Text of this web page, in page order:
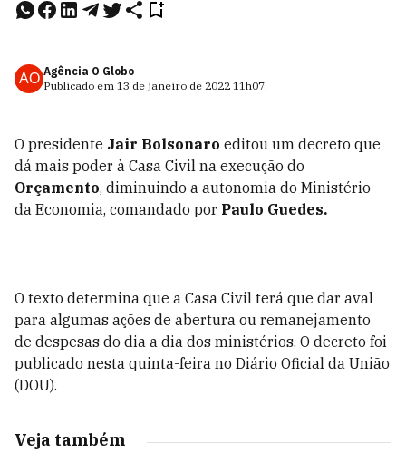
AO Agência O Globo
Publicado em 13 de janeiro de 2022 11h07.
O presidente Jair Bolsonaro editou um decreto que
dá mais poder à Casa Civil na execução do
Orçamento, diminuindo a autonomia do Ministério
da Economia, comandado por Paulo Guedes.
O texto determina que a Casa Civil terá que dar aval
para algumas ações de abertura ou remanejamento
de despesas do dia a dia dos ministérios. O decreto foi
publicado nesta quinta-feira no Diário Oficial da União
(DOU).
Veja também